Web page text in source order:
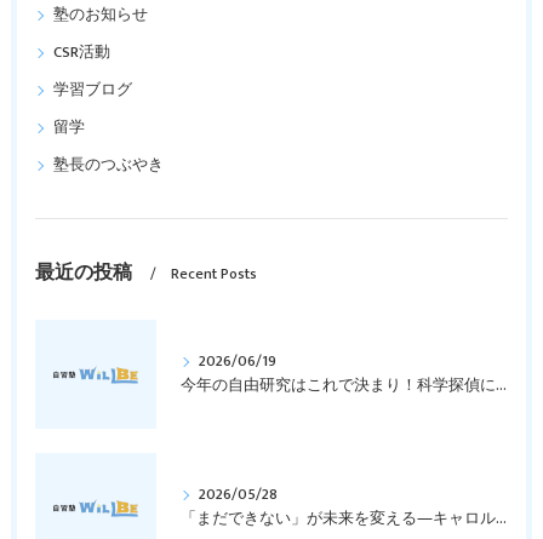
塾のお知らせ
CSR活動
学習ブログ
留学
塾長のつぶやき
最近の投稿 Recent Posts
2026/06/19
今年の自由研究はこれで決まり！科学探偵になって指紋の謎を解き明かそう！｜元中学高校教員で私立学校の放課後校内塾を経営する西宮・今津の習いごと教室＆自習塾WillBe
2026/05/28
「まだできない」が未来を変える―キャロル・ドゥエックの成長マインドセットとは？｜元中学高校教員で私立学校の放課後校内塾を経営する西宮・今津の習いごと教室＆自習塾WillBe